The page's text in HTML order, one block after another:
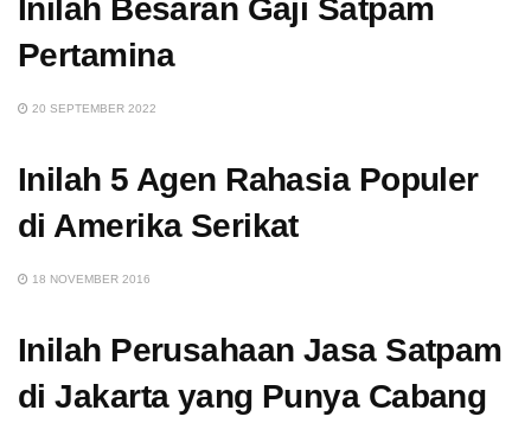
Inilah Besaran Gaji Satpam
Pertamina
20 SEPTEMBER 2022
Inilah 5 Agen Rahasia Populer
di Amerika Serikat
18 NOVEMBER 2016
Inilah Perusahaan Jasa Satpam
di Jakarta yang Punya Cabang